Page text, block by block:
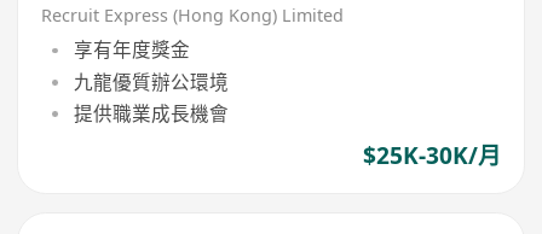
Recruit Express (Hong Kong) Limited
享有年度獎金
九龍優質辦公環境
提供職業成長機會
$25K-30K/月